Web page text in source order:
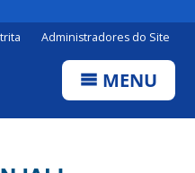
Administradores do Site
MENU